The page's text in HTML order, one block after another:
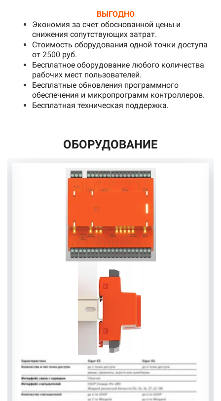
ВЫГОДНО
Экономия за счет обоснованной цены и
снижения сопутствующих затрат.
Стоимость оборудования одной точки доступа
от 2500 руб.
Бесплатное оборудование любого количества
рабочих мест пользователей.
Бесплатные обновления программного
обеспечения и микропрограмм контроллеров.
Бесплатная техническая поддержка.
ОБОРУДОВАНИЕ